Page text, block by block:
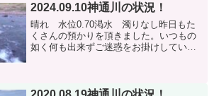
2024.09.10神通川の状況！
晴れ 水位0.70渇水 濁りなし昨日もた
くさんの預かりを頂きました。いつもの
如く何も出来ずご迷惑をお掛けしていま
か、全般的に...